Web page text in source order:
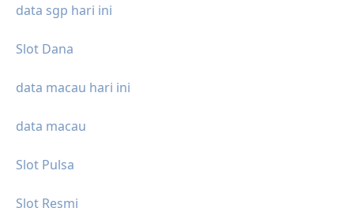
data sgp hari ini
Slot Dana
data macau hari ini
data macau
Slot Pulsa
Slot Resmi